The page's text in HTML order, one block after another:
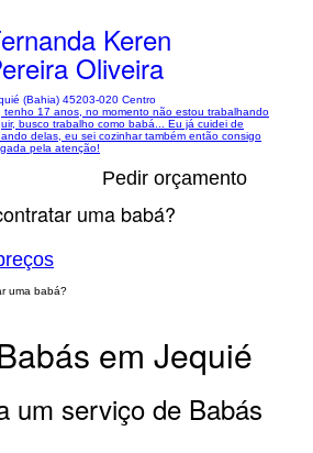
Keren
Oliveira
(Bahia) 45203-020 Centro
tenho 17 anos, no momento não estou trabalhando
busco trabalho como babá... Eu já cuidei de
delas, eu sei cozinhar também então consigo
pela atenção!
Pedir orçamento
uma babá?
em Jequié
um serviço de Babás